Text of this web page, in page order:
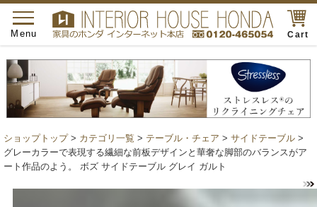
Cart
toggle
navigation
Menu
ショップトップ> カテゴリ一覧 > テーブル・チェア > サイドテーブル >
グレーカラーで表現する繊細な前板デザインと華奢な脚部のバランスがア
ート作品のよう。 ボズ サイドテーブル グレイ ガルト